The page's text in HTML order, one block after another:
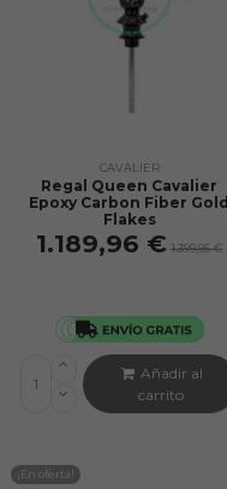
CAVALIER
Regal Queen Cavalier
Epoxy Carbon Fiber Gold
Flakes
1.189,96 € 1.399,95 €
Añadir al
carrito
¡En oferta!